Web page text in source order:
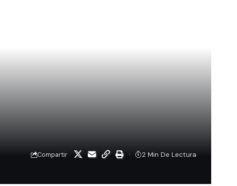
Compartir 2 Min De Lectura